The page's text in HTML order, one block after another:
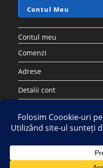
Contul Meu
Contul meu
Comenzi
Adrese
Detalii cont
Copyright 2026 -